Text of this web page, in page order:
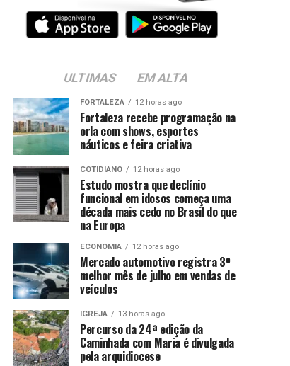
ULTIMAS EM ALTA
FORTALEZA 12 horas ago
Fortaleza recebe programação na
orla com shows, esportes
náuticos e feira criativa
COTIDIANO 12 horas ago
Estudo mostra que declínio
funcional em idosos começa uma
década mais cedo no Brasil do que
na Europa
ECONOMIA 12 horas ago
Mercado automotivo registra 3º
melhor mês de julho em vendas de
veículos
IGREJA 13 horas ago
Percurso da 24ª edição da
Caminhada com Maria é divulgada
pela arquidiocese